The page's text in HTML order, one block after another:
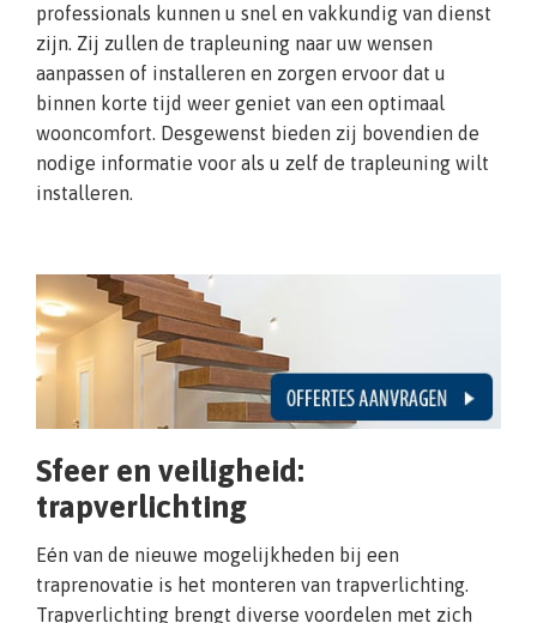
professionals kunnen u snel en vakkundig van dienst
zijn. Zij zullen de trapleuning naar uw wensen
aanpassen of installeren en zorgen ervoor dat u
binnen korte tijd weer geniet van een optimaal
wooncomfort. Desgewenst bieden zij bovendien de
nodige informatie voor als u zelf de trapleuning wilt
installeren.
Sfeer en veiligheid:
trapverlichting
Eén van de nieuwe mogelijkheden bij een
traprenovatie is het monteren van trapverlichting.
Trapverlichting brengt diverse voordelen met zich